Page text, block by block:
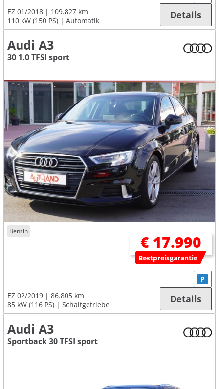
EZ 01/2018
109.827 km
110 kW (150 PS)
Automatik Details
Audi A3
30 1.0 TFSI sport
Benzin
€ 17.990
Bestpreisgarantie
EZ 02/2019
86.805 km
85 kW (116 PS)
Schaltgetriebe
P
Details
Audi A3
Sportback 30 TFSI sport